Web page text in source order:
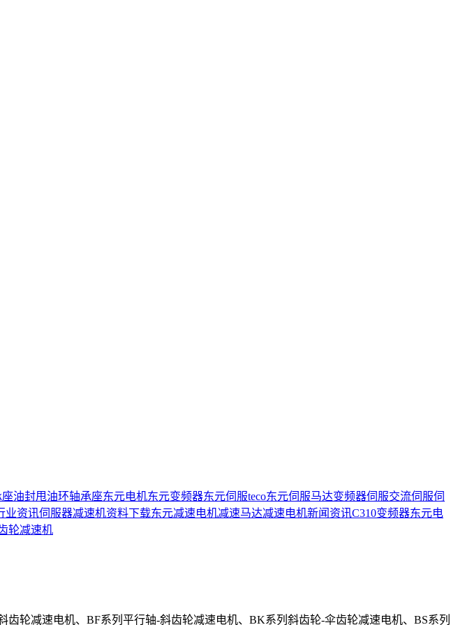
座油封甩油环轴承座东元电机东元变频器东元伺服teco东元伺服马达变频器伺服交流伺服伺
业资讯伺服器减速机资料下载东元减速电机减速马达减速电机新闻资讯C310变频器东元电
轮减速机
轮减速电机、BF系列平行轴-斜齿轮减速电机、BK系列斜齿轮-伞齿轮减速电机、BS系列